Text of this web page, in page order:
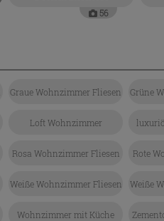
56
Graue Wohnzimmer Fliesen Grüne
Loft Wohnzimmer
Rosa Wohnzimmer Fliesen Rote
Weiße Wohnzimmer Fliesen Weiße
Wohnzimmer mit Küche